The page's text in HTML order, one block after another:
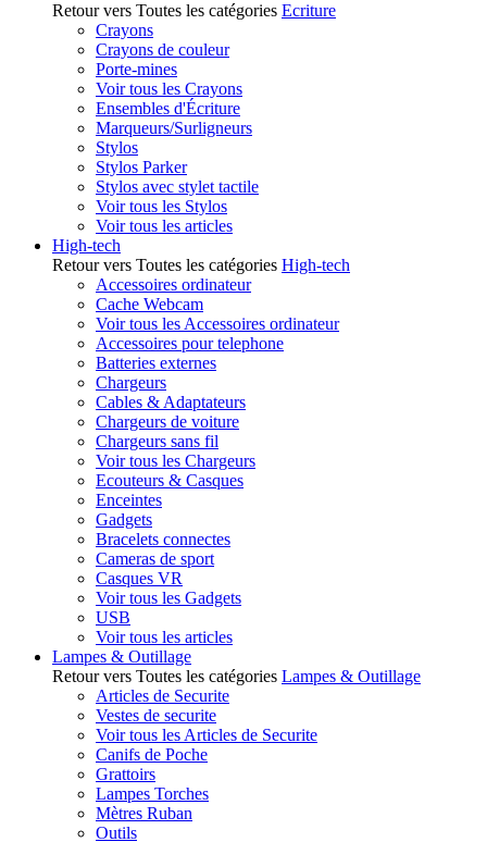
Retour vers Toutes les catégories Ecriture
Crayons
Crayons de couleur
Porte-mines
Voir tous les Crayons
Ensembles d'Écriture
Marqueurs/Surligneurs
Stylos
Stylos Parker
Stylos avec stylet tactile
Voir tous les Stylos
Voir tous les articles
High-tech
Retour vers Toutes les catégories High-tech
Accessoires ordinateur
Cache Webcam
Voir tous les Accessoires ordinateur
Accessoires pour telephone
Batteries externes
Chargeurs
Cables & Adaptateurs
Chargeurs de voiture
Chargeurs sans fil
Voir tous les Chargeurs
Ecouteurs & Casques
Enceintes
Gadgets
Bracelets connectes
Cameras de sport
Casques VR
Voir tous les Gadgets
USB
Voir tous les articles
Lampes & Outillage
Retour vers Toutes les catégories Lampes & Outillage
Articles de Securite
Vestes de securite
Voir tous les Articles de Securite
Canifs de Poche
Grattoirs
Lampes Torches
Mètres Ruban
Outils